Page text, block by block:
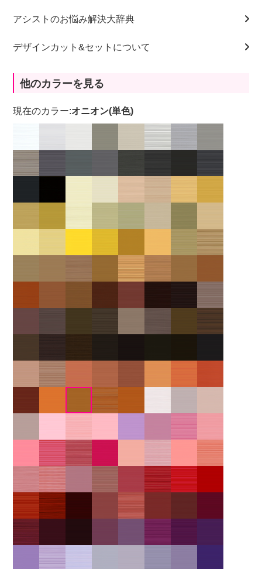
アシストのお悩み解決大辞典
デザインカット&セットについて
他のカラーを見る
現在のカラー:オニオン(単色)